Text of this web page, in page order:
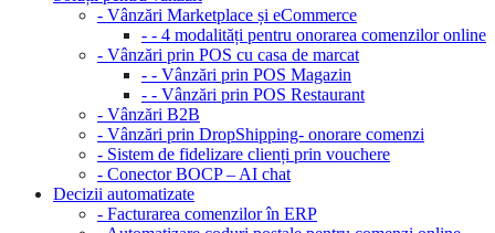
- Vânzări Marketplace și eCommerce
- - 4 modalități pentru onorarea comenzilor online
- Vânzări prin POS cu casa de marcat
- - Vânzări prin POS Magazin
- - Vânzări prin POS Restaurant
- Vânzări B2B
- Vânzări prin DropShipping- onorare comenzi
- Sistem de fidelizare clienți prin vouchere
- Conector BOCP – AI chat
Decizii automatizate
- Facturarea comenzilor în ERP